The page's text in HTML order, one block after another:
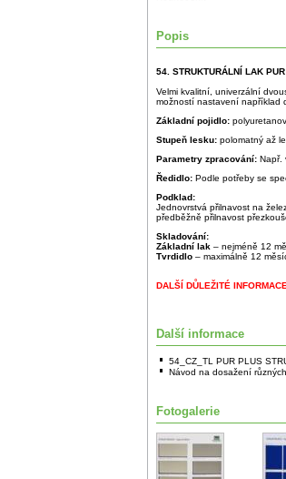
Popis
54. STRUKTURÁLNÍ LAK
Velmi kvalitní, univerzální
možností nastavení například
Základní pojidlo:
Stupeň lesku: polomatný až
Parametry zpracování: Např.
Ředidlo: Podle potřeby se
Podklad:
Jednovrstvá přilnavost na
předběžně přilnavost
Skladování:
Základní lak – nejméně 12
Tvrdidlo – maximálně 12
DALŠÍ DŮLEŽITÉ
Další informace
54_CZ_TL PUR PLUS
Návod na dosažení
Fotogalerie